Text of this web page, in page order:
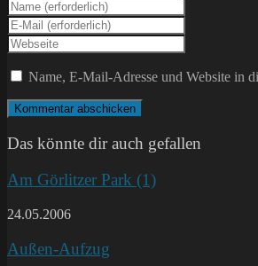
Gib
deinen
Namen
oder
Benutzernamen
zum
Kommentieren
ein
Gib
deine
E-
Mail-
Adresse
zum
Kommentieren
ein
Gib
deine
Website-
ein
(optional)
Name, E-Mail-Adresse und Website in
Das könnte dir auch gefallen
Am Görlitzer Park (1)
24.05.2006
Außen-Aufzug